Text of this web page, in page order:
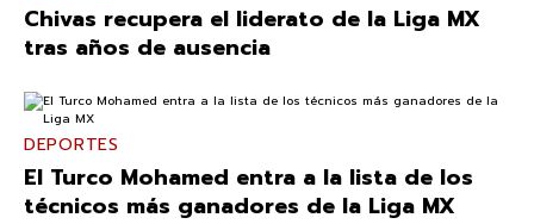
Chivas recupera el liderato de la Liga MX
tras años de ausencia
DEPORTES
El Turco Mohamed entra a la lista de los
técnicos más ganadores de la Liga MX